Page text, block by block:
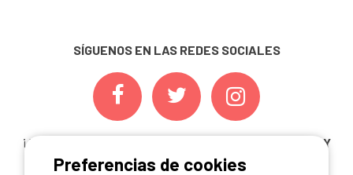
SÍGUENOS EN LAS REDES SOCIALES
¡ Y NO TE PIERDAS NUESTRAS
OFERTAS, CONCURSOS Y
NOVEDADESINSCRIBIÉNDOTE A NUESTRA
Preferencias de cookies